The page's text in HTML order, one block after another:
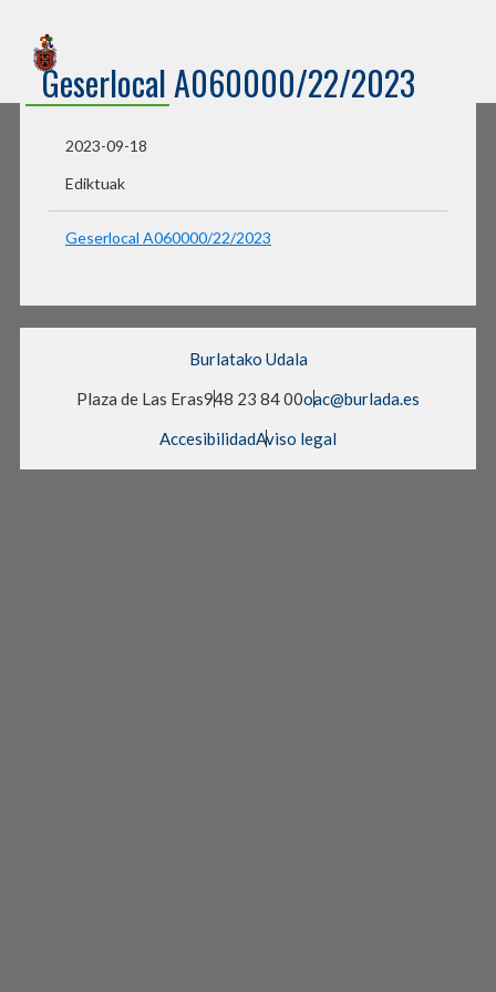
Burlatako Udala
Geserlocal A060000/22/2023
2023-09-18
Ediktuak
Geserlocal A060000/22/2023
Burlatako Udala
Plaza de Las Eras948 23 84 00oac@burlada.es
AccesibilidadAviso legal